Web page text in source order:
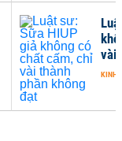
vài
KINH